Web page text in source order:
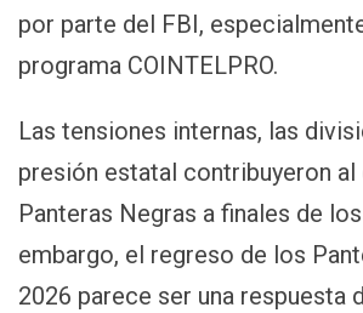
por parte del FBI,
programa COINTELPRO.
Las tensiones internas, las
presión estatal contribuyeron
Panteras Negras a finales de
embargo, el regreso de los
2026 parece ser una respuesta